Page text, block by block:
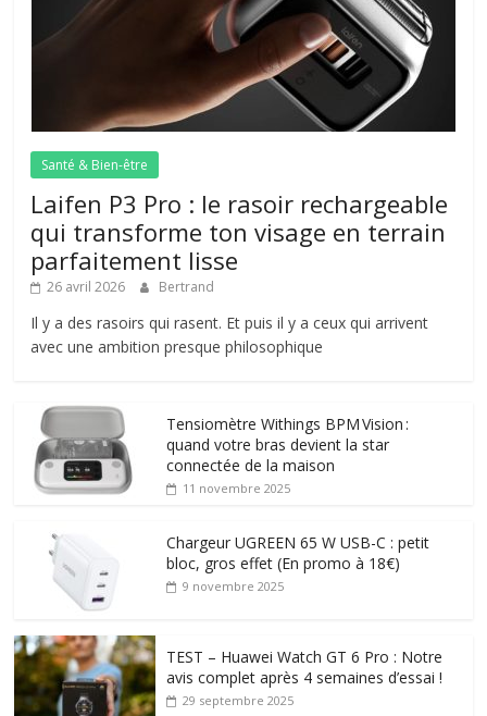
Santé & Bien-être
Laifen P3 Pro : le rasoir rechargeable
qui transforme ton visage en terrain
parfaitement lisse
26 avril 2026 Bertrand
Il y a des rasoirs qui rasent. Et puis il y a ceux qui arrivent
avec une ambition presque philosophique
Tensiomètre Withings BPM Vision :
quand votre bras devient la star
connectée de la maison
11 novembre 2025
Chargeur UGREEN 65 W USB-C : petit
bloc, gros effet (En promo à 18€)
9 novembre 2025
TEST – Huawei Watch GT 6 Pro : Notre
avis complet après 4 semaines d’essai !
29 septembre 2025